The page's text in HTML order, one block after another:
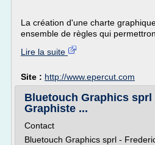
La création d'une charte
ensemble de règles qui
Lire la suite
Site : http://www.epercut.com
Bluetouch Graphics sprl
Graphiste ...
Contact
Bluetouch Graphics sprl -